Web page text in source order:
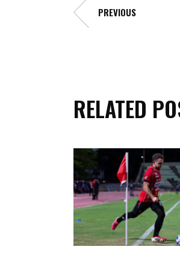
PREVIOUS
RELATED